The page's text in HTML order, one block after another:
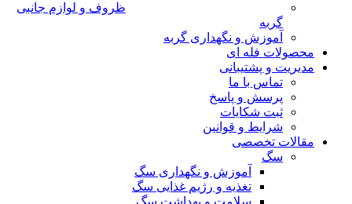
ظروف و لوازم جانبی
گربه
آموزش و نگهداری گربه
محصولات فله ای
مدیریت و پشتیبانی
تماس با ما
پرسش و پاسخ
ثبت شکایات
شرایط و قوانین
مقالات تخصصی
سگ
آموزش و نگهداری سگ
تغذیه و رژیم غذایی سگ